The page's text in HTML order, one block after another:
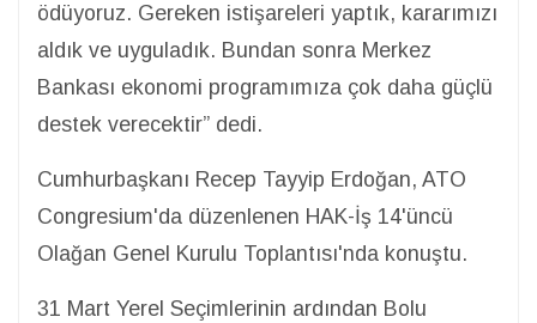
ödüyoruz. Gereken istişareleri yaptık, kararımızı
aldık ve uyguladık. Bundan sonra Merkez
Bankası ekonomi programımıza çok daha güçlü
destek verecektir” dedi.
Cumhurbaşkanı Recep Tayyip Erdoğan, ATO
Congresium'da düzenlenen HAK-İş 14'üncü
Olağan Genel Kurulu Toplantısı'nda konuştu.
31 Mart Yerel Seçimlerinin ardından Bolu